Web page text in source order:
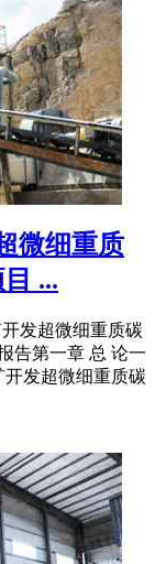
微细重质
...
发超微细重质碳
告第一章 总 论一
发超微细重质碳